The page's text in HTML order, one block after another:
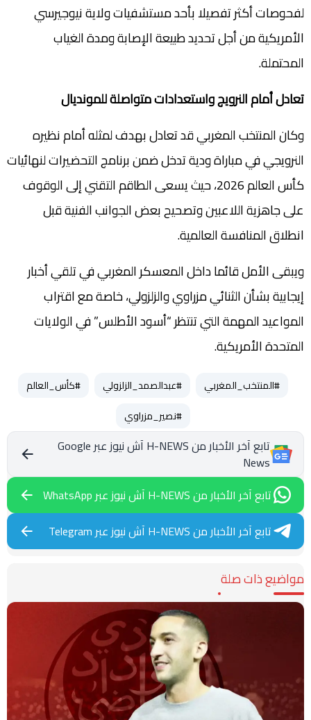
لفحوصات أكثر تفصيلا بأحد مستشفيات ولاية نيوجيرسي
الأمريكية من أجل تحديد طبيعة الإصابة ومدة الغياب
المحتملة.
تعادل أمام النرويج واستعدادات متواصلة للمونديال
وكان المنتخب المغربي قد تعادل بهدف لمثله أمام نظيره
النرويجي في مباراة ودية تدخل ضمن برنامج التحضيرات لنهائيات
كأس العالم 2026، حيث يسعى الطاقم التقني إلى الوقوف
على جاهزية اللاعبين وتصحيح بعض الجوانب الفنية قبل
انطلاق المنافسة العالمية.
ويبقى الأمل قائما داخل المعسكر المغربي في تلقي أخبار
إيجابية بشأن الثنائي مزراوي والزلزولي، خاصة مع اقتراب
المواعيد المهمة التي تنتظر “أسود الأطلس” في الولايات
المتحدة الأمريكية.
#المنتخب_المغربي #عبدالصمد_الزلزولي
#كأس_العالم
#نصير_مزراوي
تابع آخر الأخبار من H-NEWS آش نيوز عبر Google
News
تابع آخر الأخبار من H-NEWS آش نيوز عبر WhatsApp
تابع آخر الأخبار من H-NEWS آش نيوز عبر Telegram
مواضيع ذات صلة